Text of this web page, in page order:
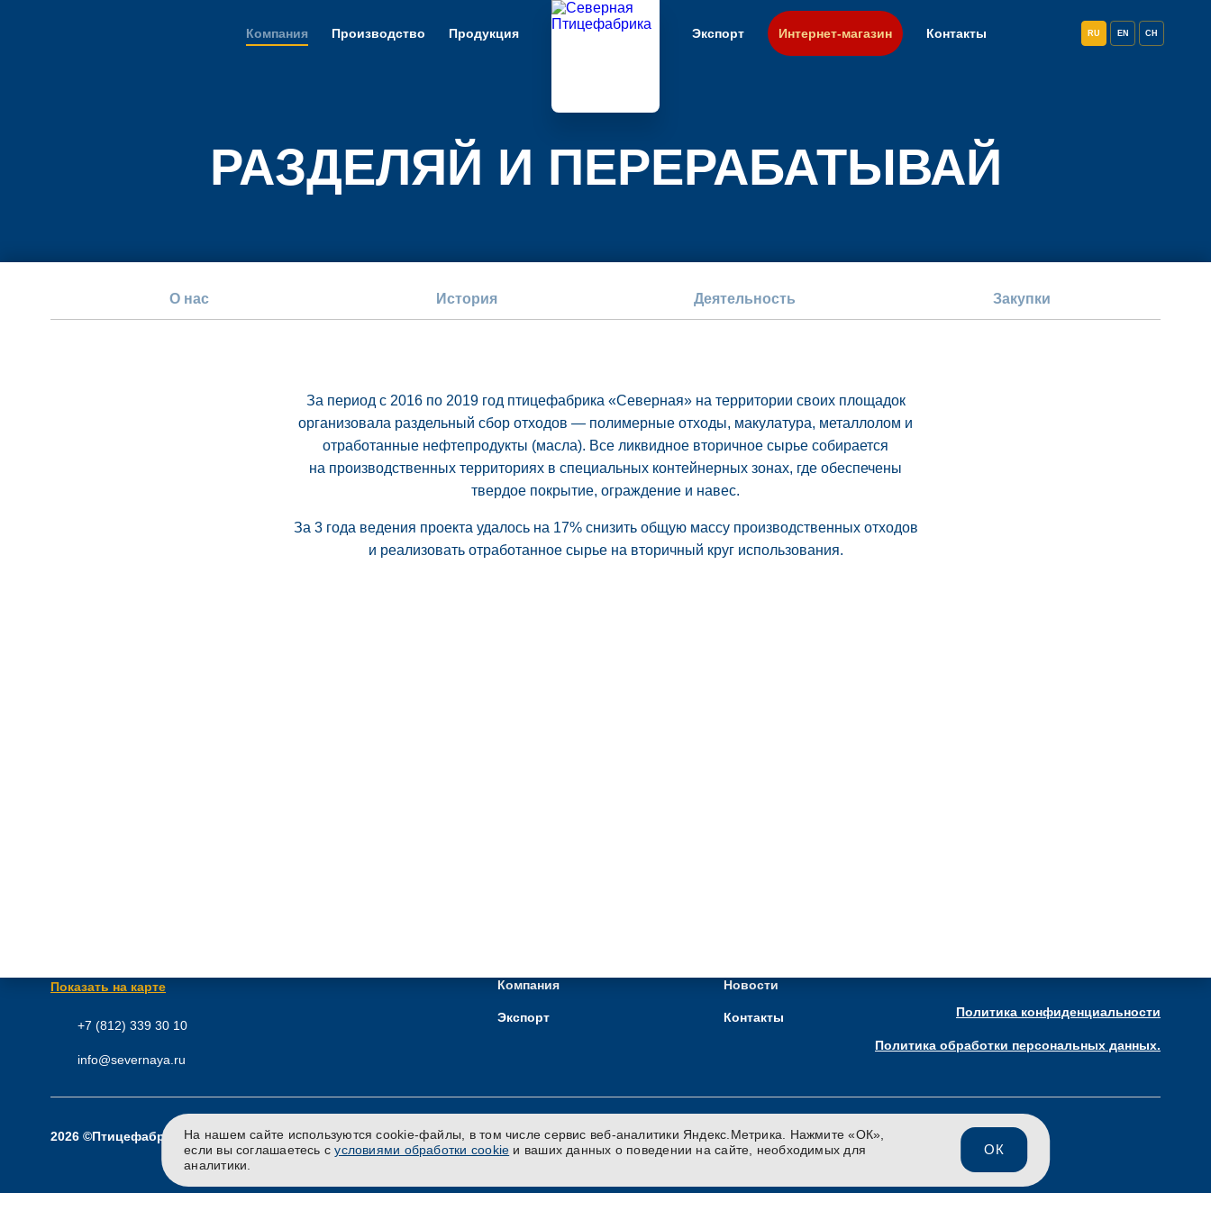
Компания Производство Продукция Экспорт Интернет-магазин Контакты RU EN CH
РАЗДЕЛЯЙ И ПЕРЕРАБАТЫВАЙ
О нас История Деятельность Закупки
За период с 2016 по 2019 год птицефабрика «Северная» на территории своих площадок
организовала раздельный сбор отходов — полимерные отходы, макулатура, металлолом и
отработанные нефтепродукты (масла). Все ликвидное вторичное сырье собирается
на производственных территориях в специальных контейнерных зонах, где обеспечены
твердое покрытие, ограждение и навес.
За 3 года ведения проекта удалось на 17% снизить общую массу производственных отходов
и реализовать отработанное сырье на вторичный круг использования.
Показать на карте
+7 (812) 339 30 10
info@severnaya.ru
Компания
Экспорт
Новости
Контакты Политика конфиденциальности
Политика обработки персональных данных.
2026 ©Птицефабрика «Северная»На нашем сайте используются cookie-файлы, в том числе сервис веб-аналитики Яндекс.Метрика. Нажмите «ОК»,
если вы соглашаетесь сусловиями обработки cookie и ваших данных о поведении на сайте, необходимых для
аналитики.
ОК